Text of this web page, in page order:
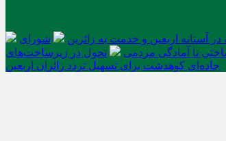
آستانه اربعین و خدمت‌ به زائرین
شورای
تا آمادگی مردمی
تحول در زیرساخت‌های
جاده‌ای کوهدشت برای تسهیل تردد زائران اربعین